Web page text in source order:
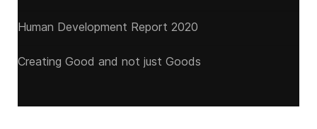
Human Development Report 2020
Creating Good and not just Goods